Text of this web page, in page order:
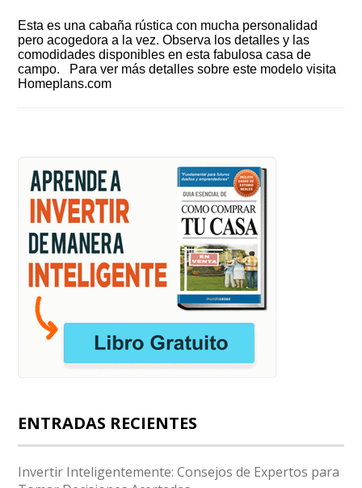
Esta es una cabaña rústica con mucha personalidad
pero acogedora a la vez. Observa los detalles y las
comodidades disponibles en esta fabulosa casa de
campo. Para ver más detalles sobre este modelo visita
Homeplans.com
ENTRADAS RECIENTES
Invertir Inteligentemente: Consejos de Expertos para